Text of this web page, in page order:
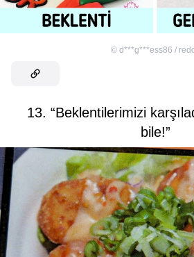
© d***g***ess86 /
13. “Beklentilerimizi
bile!”